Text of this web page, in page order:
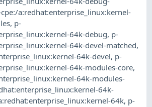
a:redhat:enterprise_linux:kernel-
, p-
64k-debug, p-
64k-devel-matched,
64k-devel, p-
64k-modules-core,
64k-modules-
64k-
64k, p-